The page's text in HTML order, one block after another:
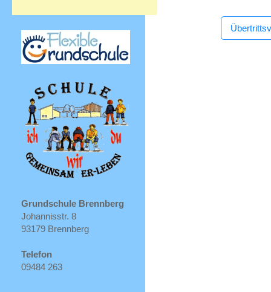
Grundschule Brennberg
Johannisstr. 8
93179 Brennberg
Telefon
09484 263